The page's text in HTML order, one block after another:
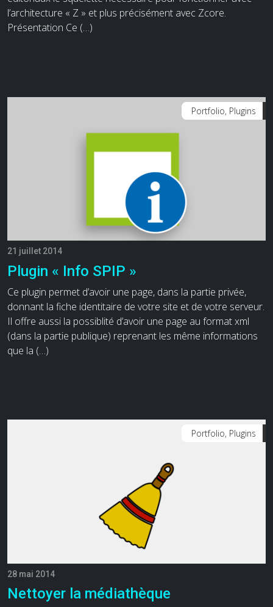
l’architecture « Z » et plus précisément avec Zcore.
Présentation Ce (…)
Portfolio, Plugins
21 juillet 2014
Plugin « Info SPIP »
Ce plugin permet d’avoir une page, dans la partie privée,
donnant la fiche identitaire de votre site et de votre serveur.
Il offre aussi la possiblité d’avoir une page au format xml
(dans la partie publique) reprenant les même informations
que la (…)
Portfolio, Plugins
28 mai 2014
Nettoyer la médiathèque